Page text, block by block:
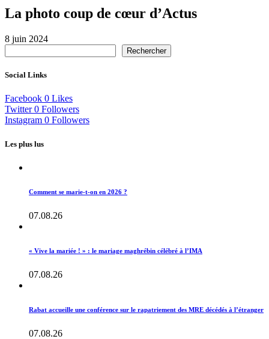
La photo coup de cœur d’Actus
8 juin 2024
Rechercher
Social Links
Facebook 0 Likes
Twitter 0 Followers
Instagram 0 Followers
Les plus lus
Comment se marie-t-on en 2026 ?
07.08.26
« Vive la mariée ! » : le mariage maghrébin célébré à l’IMA
07.08.26
Rabat accueille une conférence sur le rapatriement des MRE décédés à l’étranger
07.08.26